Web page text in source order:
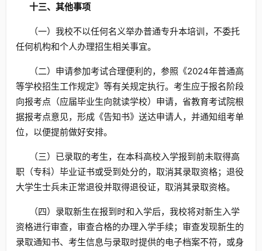
十三、其他事项
（一）我校不以任何名义举办普通专升本培训，不委托
任何机构和个人办理招生相关事宜。
（二）申请参加考试合理便利的，参照《2024年普通高
等学校招生工作规定》等有关规定执行。考生应于报名阶段
向报考点（应届毕业生向就读学校）申请，省教育考试院根
据报考点意见，形成《告知书》送达申请人，并通知组考单
位，以便提前做好安排。
（三）已录取的考生，在本科高校入学报到前未取得高
职（专科）毕业证书或受到处分的，取消其录取资格；退役
大学生士兵未正常退役并取得退役证，取消其录取资格。
（四）录取新生在报到时和入学后，我校将对新生入学
资格进行审查，审查合格的办理入学手续；审查发现新生的
录取通知书、考生信息与录取时提供的电子档案不符，或身